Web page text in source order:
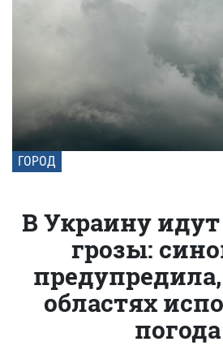
ГОРОД
В Украину
грозы:
областях
погода